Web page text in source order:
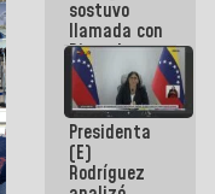
sostuvo
llamada con
Dinorah
Figuera y
acuerdan
primer
encuentro
presencial
para el
Presidenta
(E)
Rodríguez